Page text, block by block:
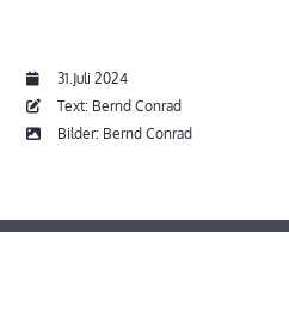
31.Juli 2024
Text: Bernd Conrad
Bilder: Bernd Conrad